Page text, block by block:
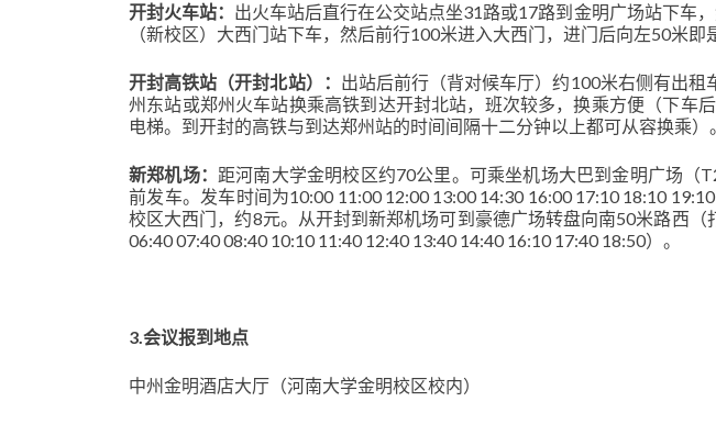
开封火车站： 出火车站后直行在公交站点坐31路或17路到金明广场站下车
（新校区）大西门站下车，然后前行100米进入大西门，进门后向左50米即
开封高铁站（开封北站）： 出站后前行（背对候车厅）约100米右侧有出
州东站或郑州火车站换乘高铁到达开封北站，班次较多，换乘方便（下车
电梯。到开封的高铁与到达郑州站的时间间隔十二分钟以上都可从容换乘）。
新郑机场： 距河南大学金明校区约70公里。可乘坐机场大巴到金明广场（
前发车。发车时间为10:00 11:00 12:00 13:00 14:30 16:00 17:10 18:10
校区大西门，约8元。从开封到新郑机场可到豪德广场转盘向南50米路西
06:40 07:40 08:40 10:10 11:40 12:40 13:40 14:40 16:10 17:40 18:50）。
3.会议报到地点
中州金明酒店大厅（河南大学金明校区校内）